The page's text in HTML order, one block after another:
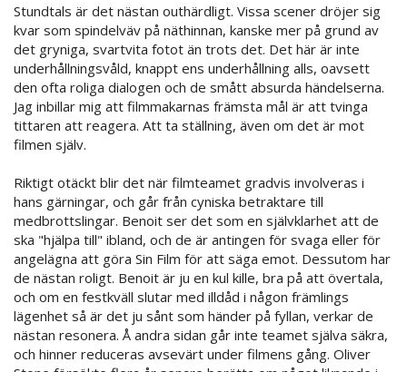
Stundtals är det nästan outhärdligt. Vissa scener dröjer sig
kvar som spindelväv på näthinnan, kanske mer på grund av
det gryniga, svartvita fotot än trots det. Det här är inte
underhållningsvåld, knappt ens underhållning alls, oavsett
den ofta roliga dialogen och de smått absurda händelserna.
Jag inbillar mig att filmmakarnas främsta mål är att tvinga
tittaren att reagera. Att ta ställning, även om det är mot
filmen själv.
Riktigt otäckt blir det när filmteamet gradvis involveras i
hans gärningar, och går från cyniska betraktare till
medbrottslingar. Benoit ser det som en självklarhet att de
ska "hjälpa till" ibland, och de är antingen för svaga eller för
angelägna att göra Sin Film för att säga emot. Dessutom har
de nästan roligt. Benoit är ju en kul kille, bra på att övertala,
och om en festkväll slutar med illdåd i någon främlings
lägenhet så är det ju sånt som händer på fyllan, verkar de
nästan resonera. Å andra sidan går inte teamet själva säkra,
och hinner reduceras avsevärt under filmens gång. Oliver